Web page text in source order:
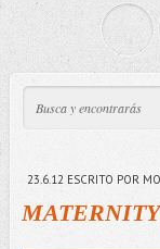
23.6.12 ESCRITO POR